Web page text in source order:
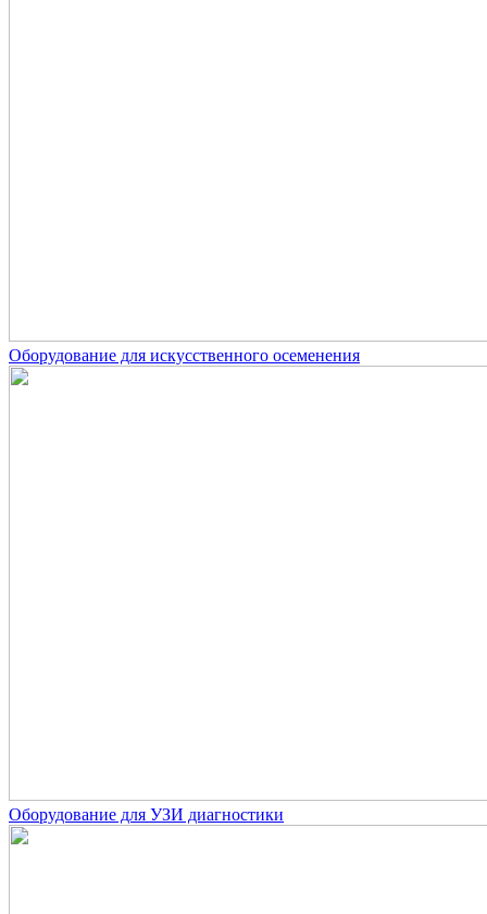
Оборудование для искусственного осеменения
Оборудование для УЗИ диагностики